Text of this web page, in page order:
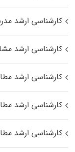
کارشناسی ارشد
کارشناسی ارشد
کارشناسی ارشد
کارشناسی ارشد
کارشناسی ارشد